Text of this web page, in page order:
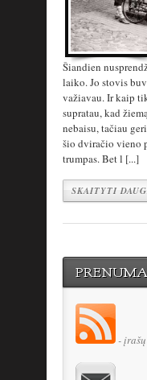
Šiandien
laiko. Jo stovis
važiavau. Ir kaip
supratau, kad
nebaisu, tačiau
šio dviračio vieno
trumpas. Bet l [...]
SKAITYTI
-